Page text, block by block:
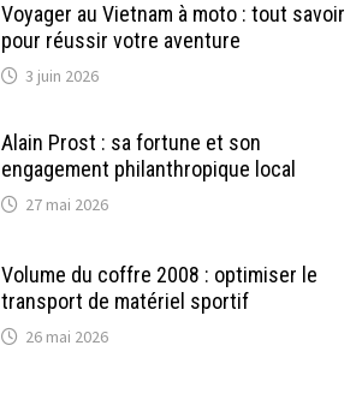
Voyager au Vietnam à moto : tout savoir
pour réussir votre aventure
3 juin 2026
Alain Prost : sa fortune et son
engagement philanthropique local
27 mai 2026
Volume du coffre 2008 : optimiser le
transport de matériel sportif
26 mai 2026